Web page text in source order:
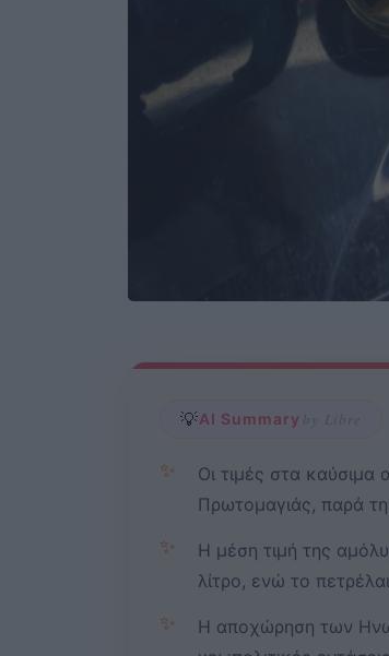
💡AI Summary by Libre
✨
Οι τιμές στα καύσιμα
Πρωτομαγιάς, παρά
✨
Η μέση τιμή της
λίτρο, ενώ το
✨
Η αποχώρηση των